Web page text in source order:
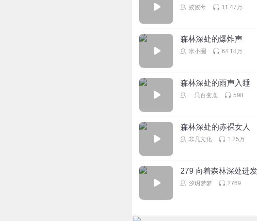
姣姣兮 11.47万
森林深处的爆炸声
米小圈 64.18万
森林深处的雨声入睡
一只百变鹿 598
森林深处的赤裸女人
非凡文化 1.25万
279 向着森林深处进发
汐玥梦梦 2769